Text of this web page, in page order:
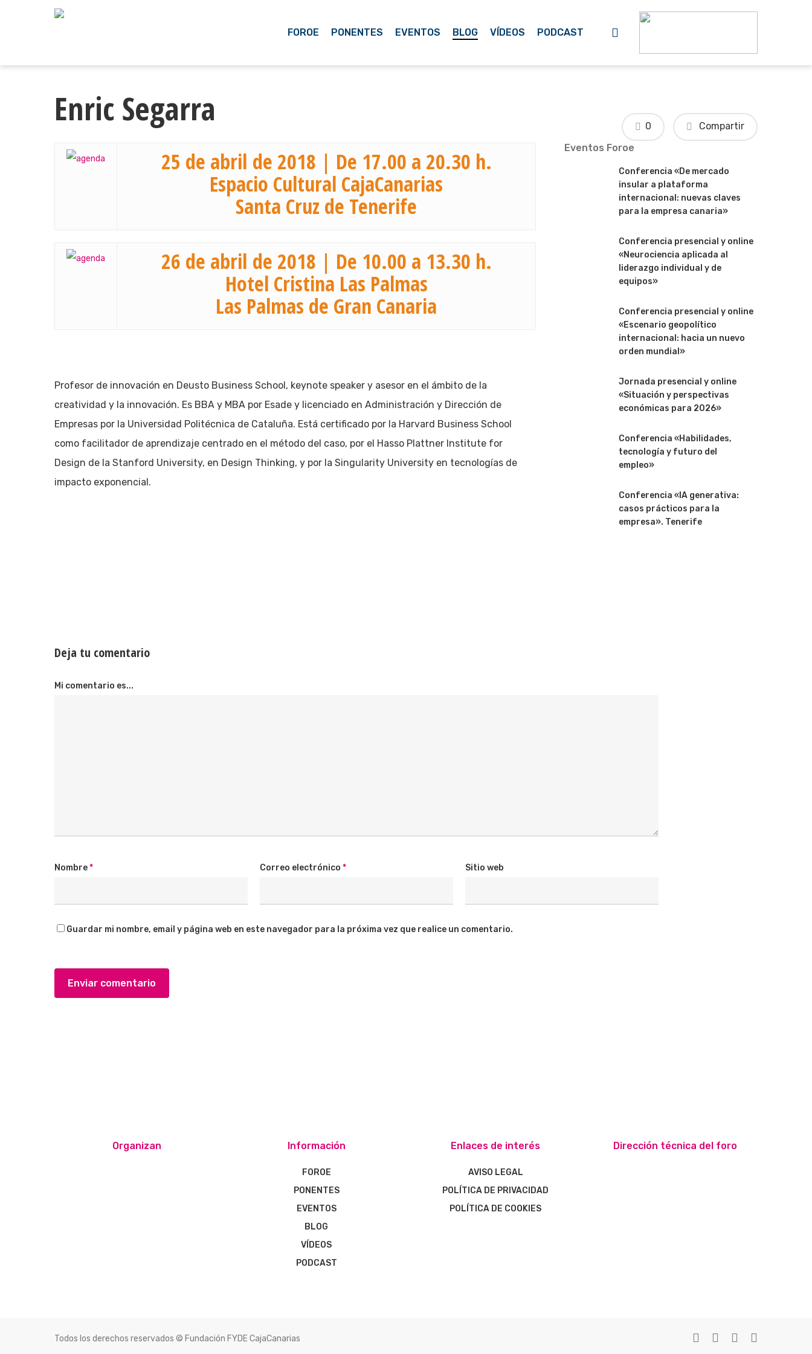
content
Pulsa enter para buscar o ESC para cerrar
FOROE PONENTES EVENTOS BLOG VÍDEOS PODCAST
Enric Segarra Compartir
0
25 de abril de 2018 | De 17.00 a 20.30 h.
Espacio Cultural CajaCanarias
Santa Cruz de Tenerife
26 de abril de 2018 | De 10.00 a 13.30 h.
Hotel Cristina Las Palmas
Las Palmas de Gran Canaria
Profesor de innovación en Deusto Business School, keynote speaker y asesor en el ámbito de la
creatividad y la innovación. Es BBA y MBA por Esade y licenciado en Administración y Dirección de
Empresas por la Universidad Politécnica de Cataluña. Está certificado por la Harvard Business School
como facilitador de aprendizaje centrado en el método del caso, por el Hasso Plattner Institute for
Design de la Stanford University, en Design Thinking, y por la Singularity University en tecnologías de
impacto exponencial.
Eventos Foroe
Conferencia «De mercado
insular a plataforma
internacional: nuevas claves
para la empresa canaria»
Conferencia presencial y online
«Neurociencia aplicada al
liderazgo individual y de
equipos»
Conferencia presencial y online
«Escenario geopolítico
internacional: hacia un nuevo
orden mundial»
Jornada presencial y online
«Situación y perspectivas
económicas para 2026»
Conferencia «Habilidades,
tecnología y futuro del
empleo»
Conferencia «IA generativa:
casos prácticos para la
empresa». Tenerife
Deja tu comentario
Mi comentario es...
Nombre* Correo electrónico * Sitio web
Guardar mi nombre, email y página web en este navegador para la próxima vez que realice un comentario.
Organizan Información
FOROE
PONENTES
EVENTOS
BLOG
VÍDEOS
PODCAST
Enlaces de interés
AVISO LEGAL
POLÍTICA DE PRIVACIDAD
POLÍTICA DE COOKIES
Dirección técnica del foro
Todos los derechos reservados © Fundación FYDE CajaCanarias twitterfacebookyoutubeinstagram